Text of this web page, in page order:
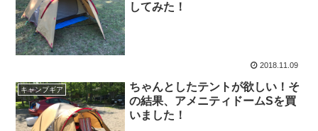
してみた！
2018.11.09
キャンプギア
ちゃんとしたテントが欲しい！そ
の結果、アメニティドームSを買
いました！